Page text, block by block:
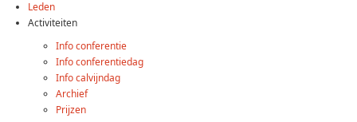
Leden
Activiteiten
Info conferentie
Info conferentiedag
Info calvijndag
Archief
Prijzen